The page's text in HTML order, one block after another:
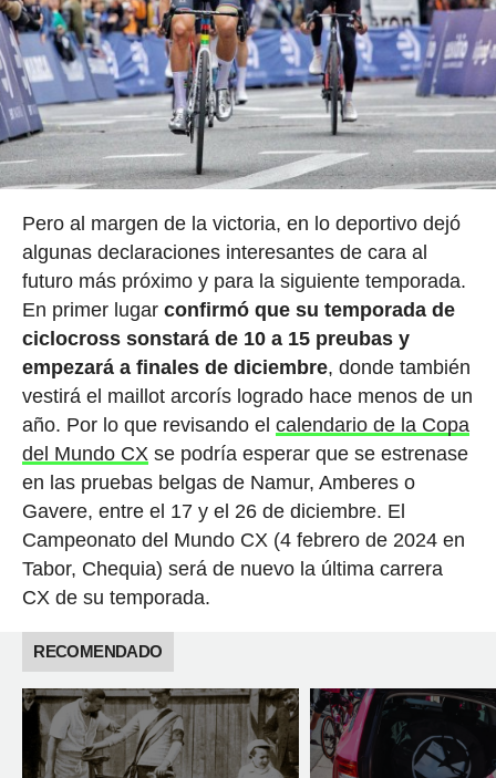
Pero al margen de la victoria, en lo deportivo dejó
algunas declaraciones interesantes de cara al
futuro más próximo y para la siguiente temporada.
En primer lugar confirmó que su temporada de
ciclocross sonstará de 10 a 15 preubas y
empezará a finales de diciembre, donde también
vestirá el maillot arcorís logrado hace menos de un
año. Por lo que revisando el calendario de la Copa
del Mundo CX se podría esperar que se estrenase
en las pruebas belgas de Namur, Amberes o
Gavere, entre el 17 y el 26 de diciembre. El
Campeonato del Mundo CX (4 febrero de 2024 en
Tabor, Chequia) será de nuevo la última carrera
CX de su temporada.
RECOMENDADO